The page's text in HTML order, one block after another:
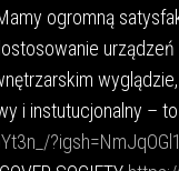
ogromną
i instutucjonalny